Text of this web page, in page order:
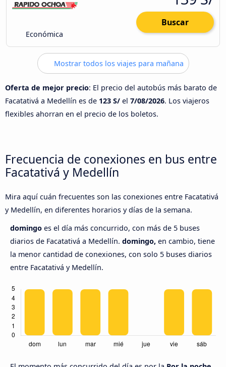
Económica
Buscar
Mostrar todos los viajes para mañana
Oferta de mejor precio: El precio del autobús más barato de
Facatativá a Medellín es de 123 S/ el 7/08/2026. Los viajeros
flexibles ahorran en el precio de los boletos.
Frecuencia de conexiones en bus entre
Facatativá y Medellín
Mira aquí cuán frecuentes son las conexiones entre Facatativá
y Medellín, en diferentes horarios y días de la semana.
domingo es el día más concurrido, con más de 5 buses
diarios de Facatativá a Medellín. domingo, en cambio, tiene
la menor cantidad de conexiones, con solo 5 buses diarios
entre Facatativá y Medellín.